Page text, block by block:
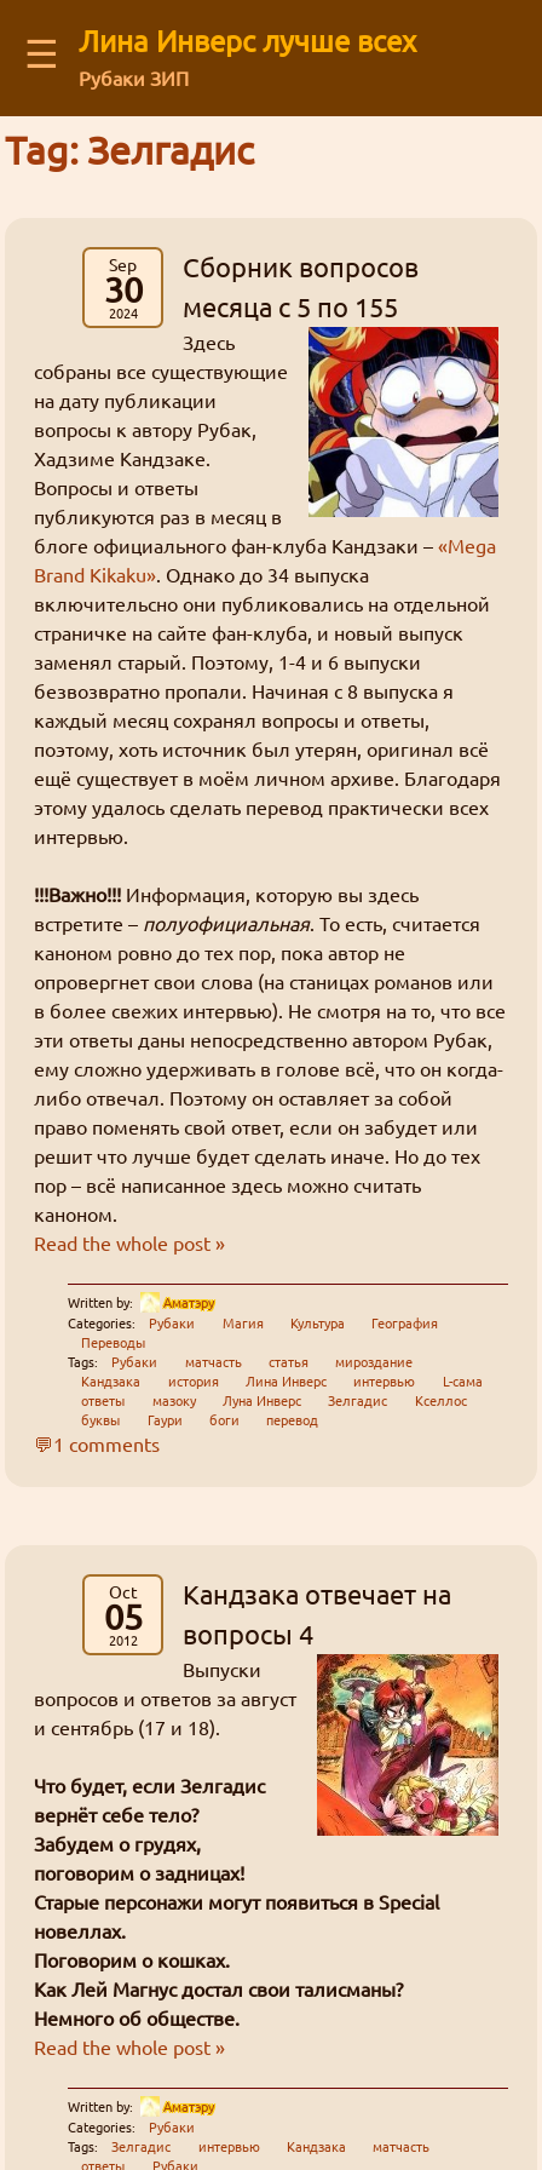
☰ Лина Инверс лучше всех
Рубаки ЗИП
You are not logged in
Tag: Зелгадис
Sep
30
2024
Сборник вопросов
месяца с 5 по 155
Здесь
собраны все существующие
на дату публикации
вопросы к автору Рубак,
Хадзиме Кандзаке.
Вопросы и ответы
публикуются раз в месяц в
блоге официального фан-клуба Кандзаки – «Mega
Brand Kikaku». Однако до 34 выпуска
включительсно они публиковались на отдельной
страничке на сайте фан-клуба, и новый выпуск
заменял старый. Поэтому, 1-4 и 6 выпуски
безвозвратно пропали. Начиная с 8 выпуска я
каждый месяц сохранял вопросы и ответы,
поэтому, хоть источник был утерян, оригинал всё
ещё существует в моём личном архиве. Благодаря
этому удалось сделать перевод практически всех
интервью.
!!!Важно!!! Информация, которую вы здесь
встретите – полуофициальная. То есть, считается
каноном ровно до тех пор, пока автор не
опровергнет свои слова (на станицах романов или
в более свежих интервью). Не смотря на то, что все
эти ответы даны непосредственно автором Рубак,
ему сложно удерживать в голове всё, что он когда-
либо отвечал. Поэтому он оставляет за собой
право поменять свой ответ, если он забудет или
решит что лучше будет сделать иначе. Но до тех
пор – всё написанное здесь можно считать
каноном.
Read the whole post »
Written by:
Аматэру
Categories:
Рубаки Магия Культура
География
Переводы
Tags:
Рубаки матчасть статья
мироздание
Кандзака
история Лина Инверс интервью
L-сама
ответы
мазоку Луна Инверс Зелгадис
Кселлос
буквы
Гаури боги перевод
💬1 comments
Oct
05
2012
Кандзака отвечает на
вопросы 4
Выпуски
вопросов и ответов за август
и сентябрь (17 и 18).
Что будет, если Зелгадис
вернёт себе тело?
Забудем о грудях,
поговорим о задницах!
Старые персонажи могут появиться в Special
новеллах.
Поговорим о кошках.
Как Лей Магнус достал свои талисманы?
Немного об обществе.
Read the whole post »
Written by:
Аматэру
Categories:
Рубаки
Tags:
Зелгадис интервью Кандзака
матчасть
ответы
Рубаки
Message board
Feedback form
About our authors
Store
Архив старого форума
Можешь ли ты общаться с нами через
Ввиду некоторых политических
действий, Дискорд может быть
недоступен в некоторых регионах. Мы
хотим быть уверены в том что все
желающие смогут зайти в чат.
Нет
Да
You must log in to vote
You can check the results in archive when
the poll is closed
Polls archive
Search for:
Find
Аниме (12)
Рубаки (55)
География
(5)
Творчество
(71)
Фанфики
(63)
(26)
Сайт (31)
Флуд (3)
Всякие всякости (30)
Ня, кавай (3)
Рецензии (5)
Хорошие, добрые буквы
(38)
Хорошие, добрые картинки (12)
Grammar nazi (3)
Новости (6)
Форум Slayers.RU (12)
Latest blog comments:
Mega Brand Kikaku от 15.03.2026 (Вопросы месяца №174)
Mega Brand Kikaku от 03.11.2025 (Вопросы месяца №170)
Goury : (ﾉ◕ヮ◕)ﾉ*:･ﾟ✧ ❤️
Mega Brand Kikaku от 04.10.2025 (Вопросы месяца №169)
Grabz: Как раз недавно вспоминал на
анимефоруме про Аматэру, гы.
Внезапно!
Nous_Magus : Это хорошие новости. Надеюсь,
что развитие будет продолжаться.
Сборник вопросов месяца с 5 по 155
Goury: (ﾉ◕ヮ◕)ﾉ*:･ﾟ✧ ❤️
Золотые купоны были отправлены старым участникам
Grabz: Я хз че такое "OPT аутентификация",
Эрнст памаги! Двухфакторная что ли?
((╬ಠิ﹏ಠิ))
Grabz: А что там с камь-юнити Слеерс-
параллель? Последний раз когда проверял у них
там всякие, Мордейны, Розевиры, где все эти
люди были 8 лет?: Похоже просто до Клавдифлёра
только-только дошли обновления днс записей
для этого домена, вроде заработало.
((╬ಠิ﹏ಠิ))
Grabz: А потсчему сайт не открывается когда
включен Cloudflare WARP?
((╬ಠิ﹏ಠิ))
Goury:
https://slayers.zip/bb/feedback/view/957bbe10-
d41d-4e59-846f-1848412e14f2
Нам нужно больше голосований
Goury : Предлагайте ваши предложения
Как добывать золото
Goury: У меня нет такой уверенности.
слеерсзипа.
А слеерсра рано или поздно закончится, к
сожалению.
Как добывать золото
Grabz:
Дискорд всё, тг всё, вк всё. Останется только
слеерсра, инфа 100%.
Как добывать золото
: "I'll put that to good use." xD
Как добывать золото
Джима: Кто знает, хватит ли здесь людей и
материалов что бы оно заработало, но
эксперимент интересный
Картинки неудобно сделаны
Grabz: Спасибо, поставил 2048.
Жалко тема значения "0" не раскрыта. (^_^)
Goury: Во-первых сделал немного проще,
теперь для активации купонов защищать аккаунт
манга
жизнь
интервью ня грустно
ненависть
Рубаки
L-сама сайт ответы история боги
спам матчасть линуксы Жанр стёб
Кандзака гостевая статья
опрос мазоку открытки кризис Луна Инверс
мироздание кавай политота новости
Blue in the shell
перевод интернеты рецензия
фанарт Предупреждений нет
Recent visitors
Guests: 75